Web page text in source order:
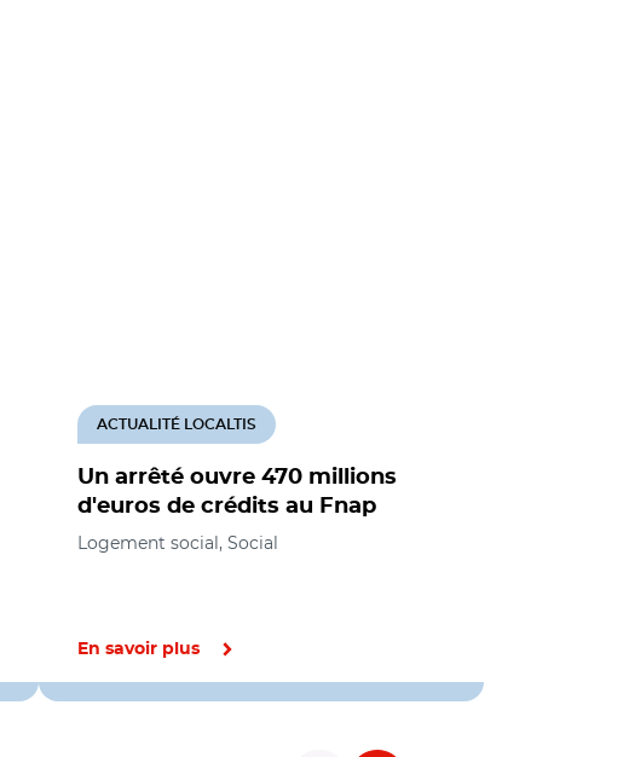
Un arrêté ouvre 470 millions
d'euros de crédits au Fnap
ACTUALITÉ LOCALTIS
Logement social, Social
En savoir plus